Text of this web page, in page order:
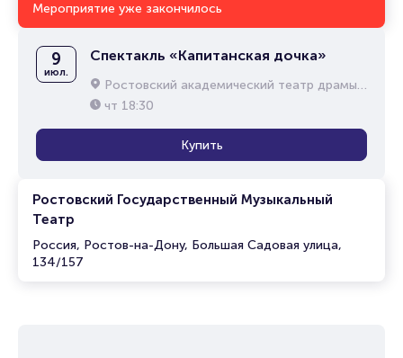
Мероприятие уже закончилось
Ростовский Государственный Музыкальный
Театр
Россия, Ростов-на-Дону, Большая Садовая улица,
134/157
9
июл.
Спектакль «Капитанская дочка»
Ростовский академический театр драмы им. М.Горького
чт 18:30
Купить